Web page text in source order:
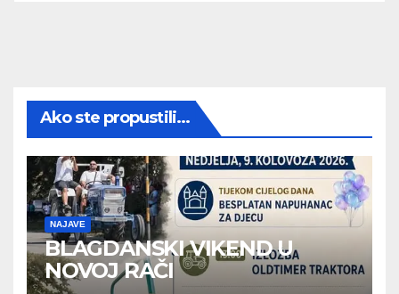
Ako ste propustili...
NAJAVE
BLAGDANSKI VIKEND U
NOVOJ RAČI